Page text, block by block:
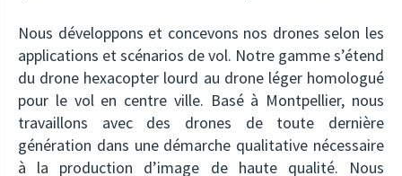
Nous développons et concevons nos drones selon les
applications et scénarios de vol. Notre gamme s’étend
du drone hexacopter lourd au drone léger homologué
pour le vol en centre ville. Basé à Montpellier, nous
travaillons avec des drones de toute dernière
génération dans une démarche qualitative nécessaire
à la production d’image de haute qualité. Nous